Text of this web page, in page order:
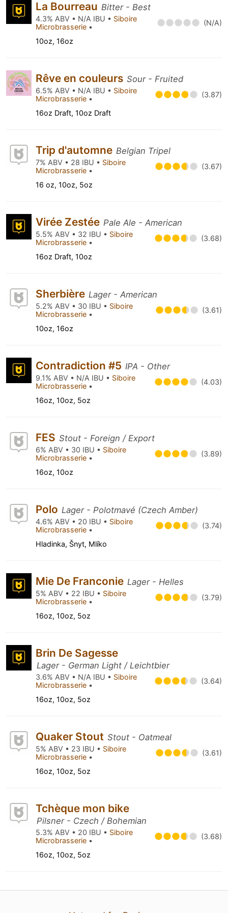
La Bourreau Bitter - Best
4.3% ABV • N/A IBU • Siboire
Microbrasserie • (N/A)
10oz, 16oz
Rêve en couleurs Sour - Fruited
6.5% ABV • N/A IBU • Siboire
Microbrasserie • (3.87)
16oz Draft, 10oz Draft
Trip d'automne Belgian Tripel
7% ABV • 28 IBU • Siboire
Microbrasserie • (3.67)
16 oz, 10oz, 5oz
Virée Zestée Pale Ale - American
5.5% ABV • 32 IBU • Siboire
Microbrasserie • (3.68)
16oz Draft, 10oz
Sherbière Lager - American
5.2% ABV • 30 IBU • Siboire
Microbrasserie • (3.61)
10oz, 16oz
Contradiction #5 IPA - Other
9.1% ABV • N/A IBU • Siboire
Microbrasserie • (4.03)
16oz, 10oz, 5oz
FES Stout - Foreign / Export
6% ABV • 30 IBU • Siboire
Microbrasserie • (3.89)
16oz, 10oz
Polo Lager - Polotmavé (Czech Amber)
4.6% ABV • 20 IBU • Siboire
Microbrasserie • (3.74)
Hladinka, Šnyt, Mlíko
Mie De Franconie Lager - Helles
5% ABV • 22 IBU • Siboire
Microbrasserie • (3.79)
16oz, 10oz, 5oz
Brin De Sagesse
Lager - German Light / Leichtbier
3.6% ABV • N/A IBU • Siboire
Microbrasserie • (3.64)
16oz, 10oz, 5oz
Quaker Stout Stout - Oatmeal
5% ABV • 23 IBU • Siboire
Microbrasserie • (3.61)
16oz, 10oz, 5oz
Tchèque mon bike
Pilsner - Czech / Bohemian
5.3% ABV • 20 IBU • Siboire
Microbrasserie • (3.68)
16oz, 10oz, 5oz